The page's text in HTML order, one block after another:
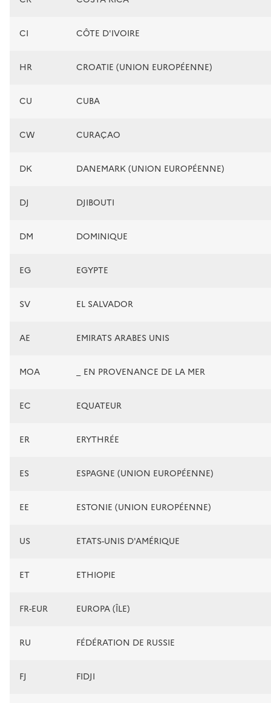
CI CÔTE D'IVOIRE
HR CROATIE (UNION EUROPÉENNE)
CU CUBA
CW CURAÇAO
DK DANEMARK (UNION EUROPÉENNE)
DJ DJIBOUTI
DM DOMINIQUE
EG EGYPTE
SV EL SALVADOR
AE EMIRATS ARABES UNIS
MOA _ EN PROVENANCE DE LA MER
EC EQUATEUR
ER ERYTHRÉE
ES ESPAGNE (UNION EUROPÉENNE)
EE ESTONIE (UNION EUROPÉENNE)
US ETATS-UNIS D'AMÉRIQUE
ET ETHIOPIE
FR-EUR EUROPA (ÎLE)
RU FÉDÉRATION DE RUSSIE
FJ FIDJI